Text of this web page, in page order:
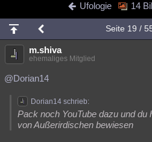
Chat Wiki Neuigkeiten
meine Rubriken
Menschen
Spiritualität
Natur Umfragen
weitere Rubriken
Ufologie 14
Seite 19 /
m.shiva
ehemaliges Mitglied
@Dorian14
Dorian14 schrieb:
Pack noch YouTube dazu und du
von Außerirdischen bewiesen